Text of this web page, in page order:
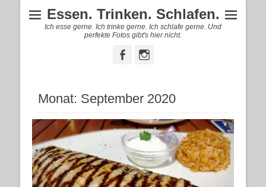
Essen. Trinken. Schlafen.
Ich esse gerne. Ich trinke gerne. Ich schlafe gerne. Und
perfekte Fotos gibt's hier nicht.
FacebookInstagram
Monat: September 2020